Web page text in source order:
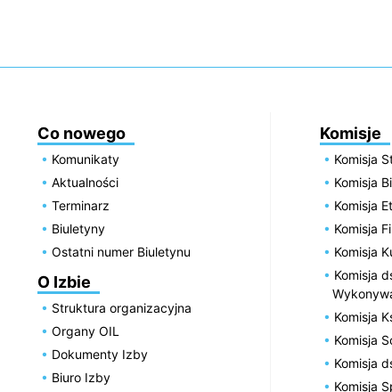
Co nowego
Komunikaty
Aktualności
Terminarz
Biuletyny
Ostatni numer Biuletynu
O Izbie
Struktura organizacyjna
Organy OIL
Dokumenty Izby
Biuro Izby
Komisje
Komisja
Komisja
Komisja
Komisja
Komisja
Komisja
Komisja
Komisja
Komisja
Komisja